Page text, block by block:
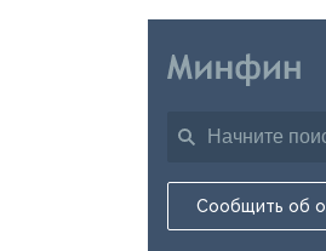
Сообщить об